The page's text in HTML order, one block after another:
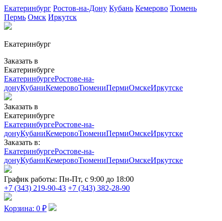
Екатеринбург Ростов-на-Дону Кубань Кемерово Тюмень
Пермь Омск Иркутск
Екатеринбург
Заказать в
Екатеринбурге
ЕкатеринбургеРостове-на-
донуКубаниКемеровоТюмениПермиОмскеИркутске
Заказать в
Екатеринбурге
ЕкатеринбургеРостове-на-
донуКубаниКемеровоТюмениПермиОмскеИркутске
Заказать в:
ЕкатеринбургеРостове-на-
донуКубаниКемеровоТюмениПермиОмскеИркутске
График работы: Пн-Пт, с 9:00 до 18:00
+7 (343) 219-90-43 +7 (343) 382-28-90
Корзина: 0 ₽